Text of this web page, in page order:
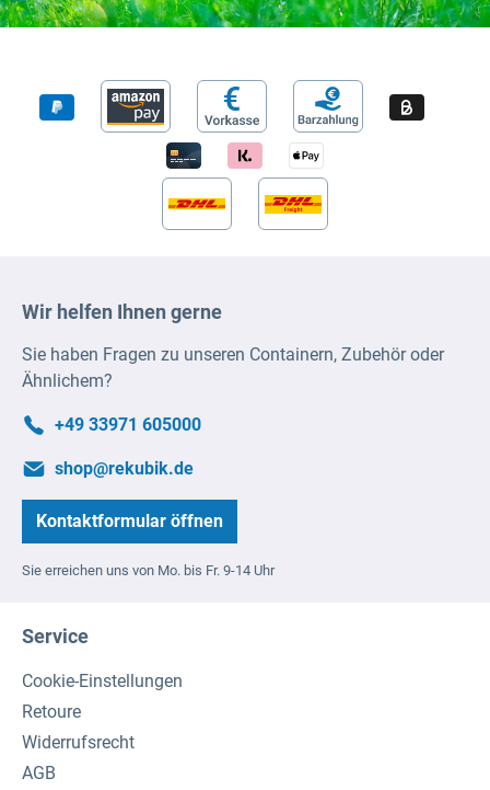
Wir helfen Ihnen gerne
Sie haben Fragen zu unseren Containern, Zubehör oder
Ähnlichem?
+49 33971 605000
shop@rekubik.de
Kontaktformular öffnen
Sie erreichen uns von Mo. bis Fr. 9-14 Uhr
Service
Cookie-Einstellungen
Retoure
Widerrufsrecht
AGB